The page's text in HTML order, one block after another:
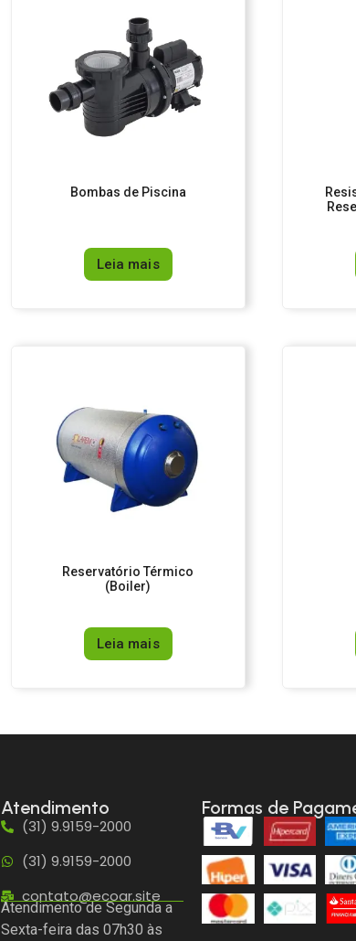
Bombas de Piscina
Leia mais
Reservatório Térmico
(Boiler)
Leia mais
Atendimento
(31) 9.9159-2000
(31) 9.9159-2000
contato@ecoar.site
Atendimento de Segunda a
Sexta-feira das 07h30 às
Formas de